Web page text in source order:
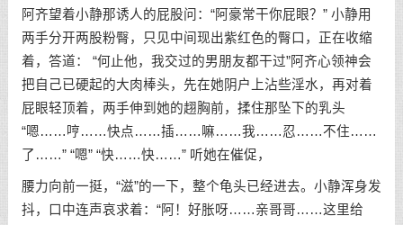
阿齐望着小静那诱人的屁股问：“阿豪常干你屁眼？” 小静用
两手分开两股粉臀，只见中间现出紫红色的臀口，正在收缩
着，答道： “何止他，我交过的男朋友都干过”阿齐心领神会
把自己已硬起的大肉棒头，先在她阴户上沾些淫水，再对着
屁眼轻顶着，两手伸到她的趐胸前，揉住那坠下的乳头
“嗯……哼……快点……插……嘛……我……忍……不住……
了……” “嗯” “快……快……” 听她在催促，
腰力向前一挺，“滋”的一下，整个龟头已经进去。小静浑身发
抖，口中连声哀求着：“阿！好胀呀……亲哥哥……这里给